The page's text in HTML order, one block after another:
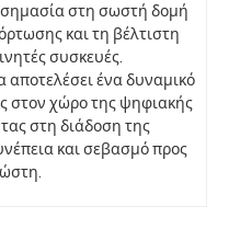
σημασία στη σωστή δομή
και τη βέλτιστη
συσκευές.
αποτελέσει ένα δυναμικό
στον χώρο της ψηφιακής
στη διάδοση της
και σεβασμό προς